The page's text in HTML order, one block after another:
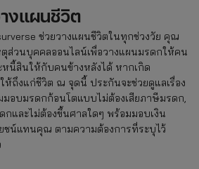
งแผนชีวิต
ช่วยวางแผนชีวิตในทุกช่วงวัย คุณ
ส่วนบุคคลออนไลน์เพื่อวางแผนมรดกให้คน
นี้สินให้กับคนข้างหลังได้ หากเกิด
ถึงแก่ชีวิต ณ จุดนี้ ประกันจะช่วยดูแลเรื่อง
มอบมรดกก้อนโตแบบไม่ต้องเสียภาษีมรดก,
กและไม่ต้องขึ้นศาลใดๆ พร้อมมอบเงิน
ชน์แทนคุณ ตามความต้องการที่ระบุไว้